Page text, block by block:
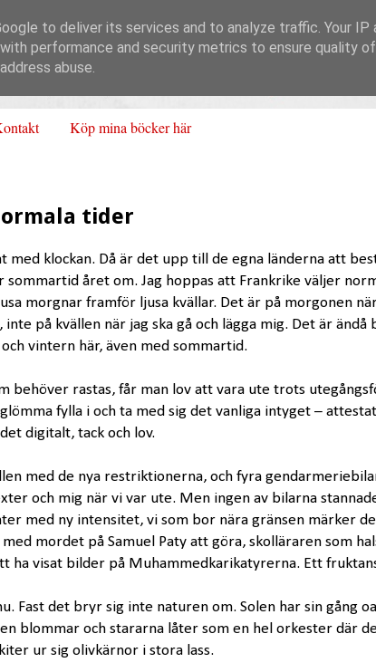
Köp mina böcker här
tider
med klockan. Då är det upp till de egna länderna att
sommartid året om. Jag hoppas att Frankrike väljer
morgnar framför ljusa kvällar. Det är på morgonen
på kvällen när jag ska gå och lägga mig. Det är ändå
vintern här, även med sommartid.
behöver rastas, får man lov att vara ute trots
fylla i och ta med sig det vanliga intyget –
digitalt, tack och lov.
med de nya restriktionerna, och fyra
och mig när vi var ute. Men ingen av bilarna
med ny intensitet, vi som bor nära gränsen märker
mordet på Samuel Paty att göra, skolläraren som
ha visat bilder på Muhammedkarikatyrerna. Ett
Fast det bryr sig inte naturen om. Solen har sin gång
blommar och stararna låter som en hel orkester där
ur sig olivkärnor i stora lass.
to deliver its services and to analyze traffic. Your IP
performance and security metrics to ensure quality
abuse.